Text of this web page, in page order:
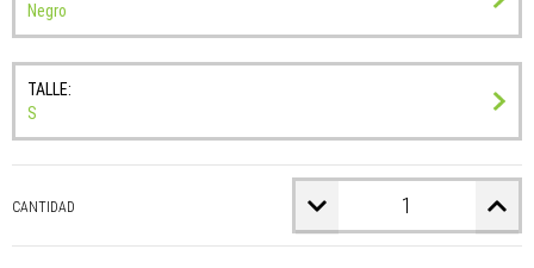
Negro
TALLE:
S
CANTIDAD